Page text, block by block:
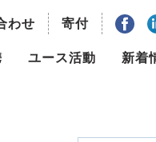
わせ 寄付
facebookLinkdinYouTube
ユース活動 新着
世界湖沼会議ニュ